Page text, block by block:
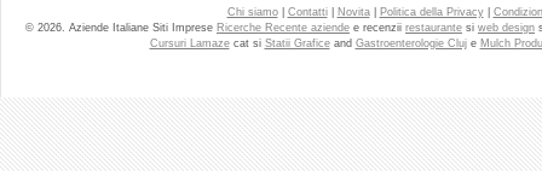
Chi siamo| Contatti| Novita| Politica della Privacy|
© 2026. Aziende Italiane Siti Imprese Ricerche Recente aziende e recenzii restaurante si web design
Cursuri Lamazecat si Statii Graficeand Gastroenterologie Cluje Mulch